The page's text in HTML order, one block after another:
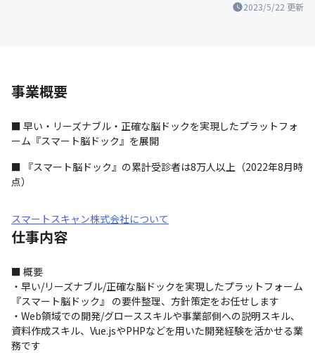
2023/5/22 更新
事業概要
■ 早い・リーズナブル・正確な脳ドックを実現したプラットフォ
ーム『スマート脳ドック』を展開
■ 『スマート脳ドック』の累計受診者は8万人以上（2022年8月時
点）
スマートスキャン株式会社について
仕事内容
■ 概要
・早い/リーズナブル/正確な脳ドックを実現したプラットフォーム
『スマート脳ドック』 の要件整理、方針策定をお任せします
・Web領域での開発/グローススキルや事業部側への説明スキル、
資料作成スキル、Vue.jsやPHPなどを用いた開発経験を活かせる業
務です